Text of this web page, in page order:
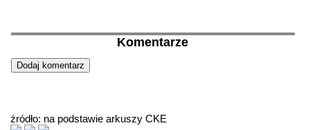
Komentarze
źródło: na podstawie arkuszy CKE